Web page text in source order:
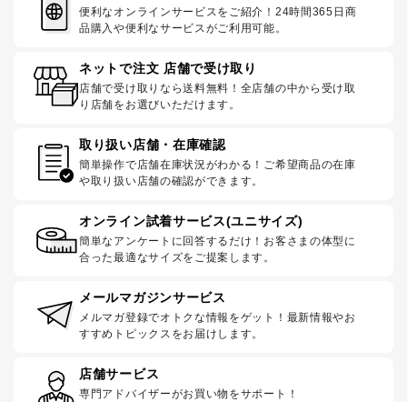
便利なオンラインサービスをご紹介！24時間365日商
品購入や便利なサービスがご利用可能。
ネットで注文 店舗で受け取り
店舗で受け取りなら送料無料！全店舗の中から受け取
り店舗をお選びいただけます。
取り扱い店舗・在庫確認
簡単操作で店舗在庫状況がわかる！ご希望商品の在庫
や取り扱い店舗の確認ができます。
オンライン試着サービス(ユニサイズ)
簡単なアンケートに回答するだけ！お客さまの体型に
合った最適なサイズをご提案します。
メールマガジンサービス
メルマガ登録でオトクな情報をゲット！最新情報やお
すすめトピックスをお届けします。
店舗サービス
専門アドバイザーがお買い物をサポート！